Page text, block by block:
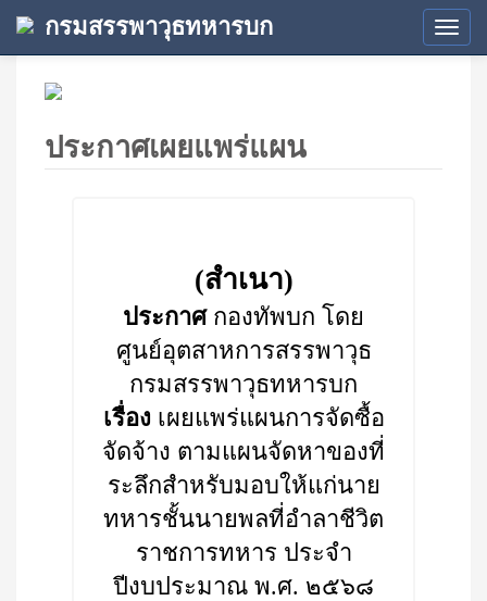
กรมสรรพาวุธทหารบก
ประกาศเผยแพร่แผน
(สำเนา)
ประกาศกองทัพบก โดย
ศูนย์อุตสาหการสรรพาวุธ
กรมสรรพาวุธทหารบก
เรื่อง เผยแพร่แผนการจัดซื้อ
จัดจ้าง ตามแผนจัดหาของที่
ระลึกสำหรับมอบให้แก่นาย
ทหารชั้นนายพลที่อำลาชีวิต
ราชการทหาร ประจำ
ปีงบประมาณ พ.ศ. ๒๕๖๘